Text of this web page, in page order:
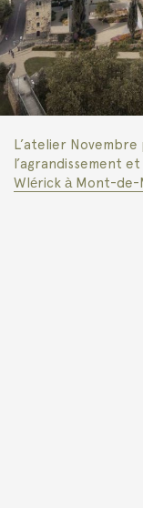
L’atelier
l’agrandissement
Wlérick à Mont-de-